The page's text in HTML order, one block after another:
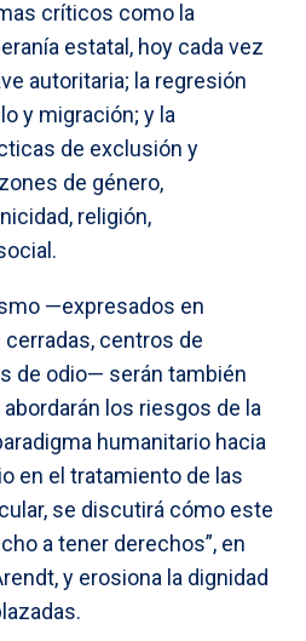
críticos como la
estatal, hoy cada vez
autoritaria; la regresión
y migración; y la
de exclusión y
de género,
religión,
—expresados en
centros de
de odio— serán también
los riesgos de la
humanitario hacia
en el tratamiento de las
se discutirá cómo este
a tener derechos”, en
y erosiona la dignidad